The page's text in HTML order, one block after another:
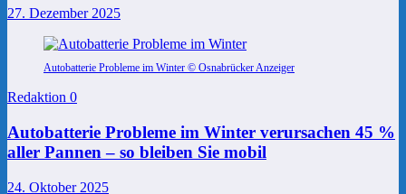
27. Dezember 2025
Autobatterie Probleme im Winter © Osnabrücker Anzeiger
Redaktion 0
Autobatterie Probleme im Winter verursachen 45 %
aller Pannen – so bleiben Sie mobil
24. Oktober 2025